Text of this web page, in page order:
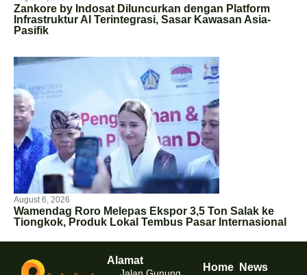
Zankore by Indosat Diluncurkan dengan Platform
Infrastruktur AI Terintegrasi, Sasar Kawasan Asia-
Pasifik
August 6, 2026
Wamendag Roro Melepas Ekspor 3,5 Ton Salak ke
Tiongkok, Produk Lokal Tembus Pasar Internasional
Alamat
Home News